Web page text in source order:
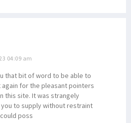
04:09 am
that bit of word to be able to
for the pleasant pointers
this site. It was strangely
to supply without restraint
poss